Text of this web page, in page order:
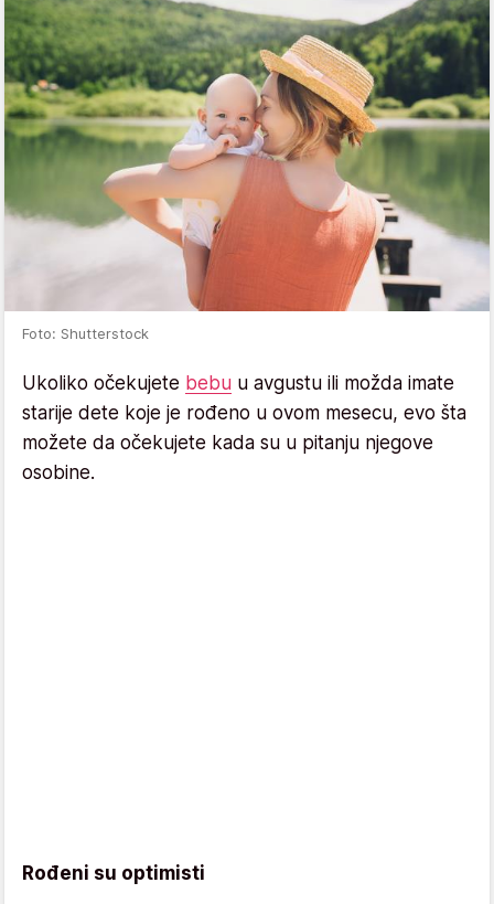
Foto: Shutterstock
Ukoliko očekujete bebu u avgustu ili možda imate
starije dete koje je rođeno u ovom mesecu, evo šta
možete da očekujete kada su u pitanju njegove
osobine.
Rođeni su optimisti